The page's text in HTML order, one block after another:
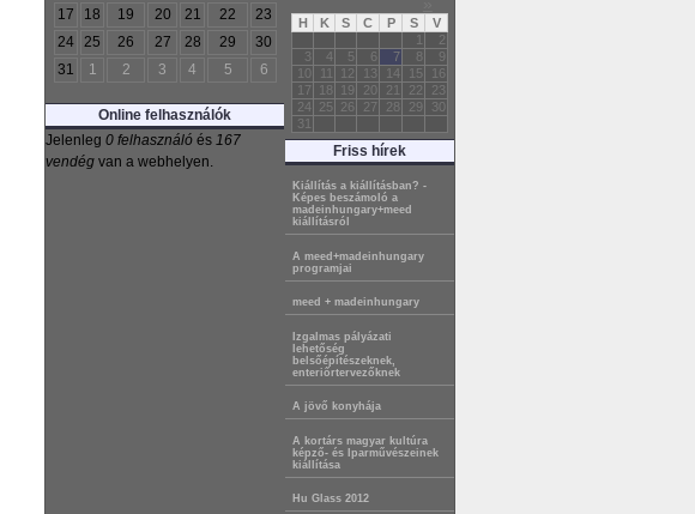
17
18 19 20 21 22
23
24 25 26 27 28 29
30
31
1 2 3 4 5 6
Online felhasználók
Jelenleg 0 felhasználó és 167
vendég van a webhelyen.
H K S C P S
V
1
2
3
4 5 6 7 8
9
10
11 12 13 14 15
16
17
18 19 20 21 22
23
24
25 26 27 28 29
30
31
Friss hírek
Kiállítás a kiállításban? -
Képes beszámoló a
madeinhungary+meed
kiállításról
A meed+madeinhungary
programjai
meed + madeinhungary
Izgalmas pályázati
lehetőség
belsőépítészeknek,
enteriőrtervezőknek
A jövő konyhája
A kortárs magyar kultúra
képző- és Iparművészeinek
kiállítása
Hu Glass 2012